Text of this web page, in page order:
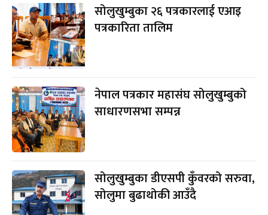
सोलुखुम्बुका २६ पत्रकारलाई एआइ
पत्रकारिता तालिम
नेपाल पत्रकार महासंघ सोलुखुम्बुको
साधारणसभा सम्पन्न
सोलुखुम्बुका डीएसपी कुँवरको सरुवा,
सोलुमा बुढाथोकी आउँदै